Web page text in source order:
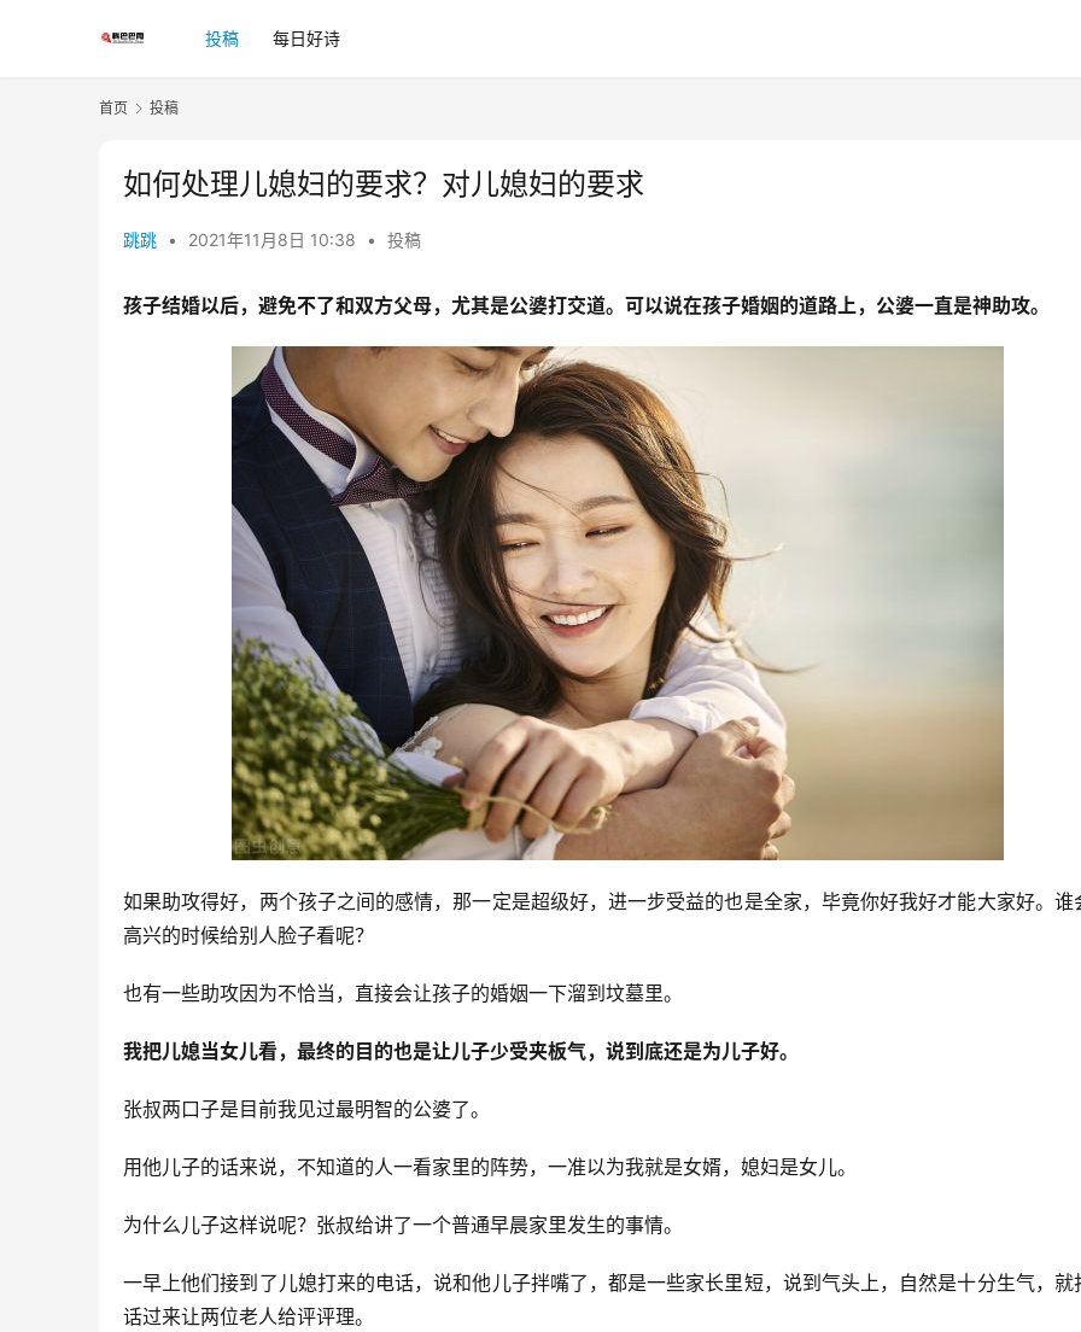
投稿 每日好诗
首页 投稿
如何处理儿媳妇的要求？对儿媳妇的要求
跳跳 • 2021年11月8日 10:38 • 投稿
孩子结婚以后，避免不了和双方父母，尤其是公婆打交道。可以说在孩子婚姻的道路上，公婆一直是神助攻。
如果助攻得好，两个孩子之间的感情，那一定是超级好，进一步受益的也是全家，毕竟你好我好才能大家好。谁
高兴的时候给别人脸子看呢？
也有一些助攻因为不恰当，直接会让孩子的婚姻一下溜到坟墓里。
我把儿媳当女儿看，最终的目的也是让儿子少受夹板气，说到底还是为儿子好。
张叔两口子是目前我见过最明智的公婆了。
用他儿子的话来说，不知道的人一看家里的阵势，一准以为我就是女婿，媳妇是女儿。
为什么儿子这样说呢？张叔给讲了一个普通早晨家里发生的事情。
一早上他们接到了儿媳打来的电话，说和他儿子拌嘴了，都是一些家长里短，说到气头上，自然是十分生气，就
话过来让两位老人给评评理。